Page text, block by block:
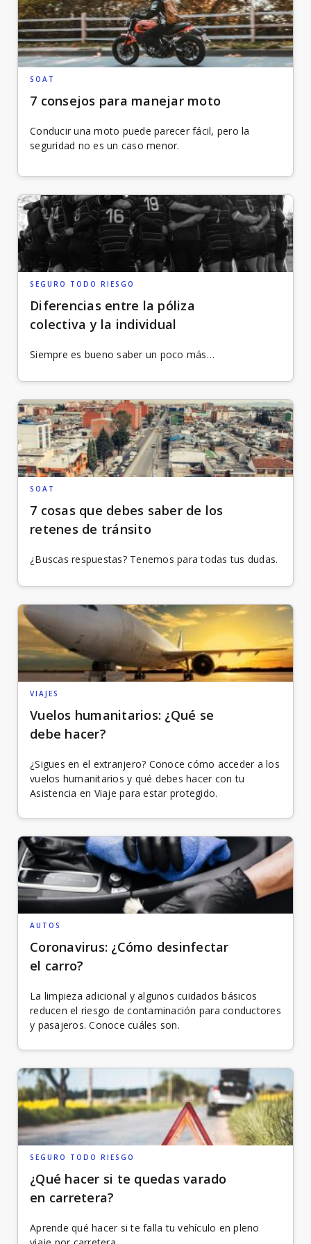
VER BLOG
SOAT
7 consejos para manejar moto
Conducir una moto puede parecer fácil, pero la
seguridad no es un caso menor.
SEGURO TODO RIESGO
Diferencias entre la póliza
colectiva y la individual
Siempre es bueno saber un poco más…
SOAT
7 cosas que debes saber de los
retenes de tránsito
¿Buscas respuestas? Tenemos para todas tus dudas.
VIAJES
Vuelos humanitarios: ¿Qué se
debe hacer?
¿Sigues en el extranjero? Conoce cómo acceder a los
vuelos humanitarios y qué debes hacer con tu
Asistencia en Viaje para estar protegido.
AUTOS
Coronavirus: ¿Cómo desinfectar
el carro?
La limpieza adicional y algunos cuidados básicos
reducen el riesgo de contaminación para conductores
y pasajeros. Conoce cuáles son.
SEGURO TODO RIESGO
¿Qué hacer si te quedas varado
en carretera?
Aprende qué hacer si te falla tu vehículo en pleno